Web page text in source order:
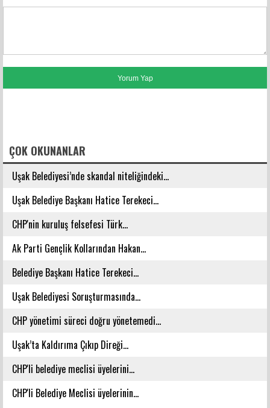
ÇOK OKUNANLAR
Uşak Belediyesi’nde skandal niteliğindeki...
Uşak Belediye Başkanı Hatice Terekeci...
CHP'nin kuruluş felsefesi Türk...
Ak Parti Gençlik Kollarından Hakan...
Belediye Başkanı Hatice Terekeci...
Uşak Belediyesi Soruşturmasında...
CHP yönetimi süreci doğru yönetemedi...
Uşak’ta Kaldırıma Çıkıp Direği...
CHP'li belediye meclisi üyelerini...
CHP'li Belediye Meclisi üyelerinin...